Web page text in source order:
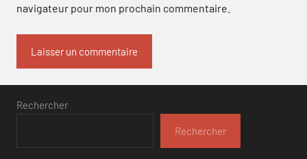
navigateur pour mon prochain commentaire.
Rechercher
Rechercher